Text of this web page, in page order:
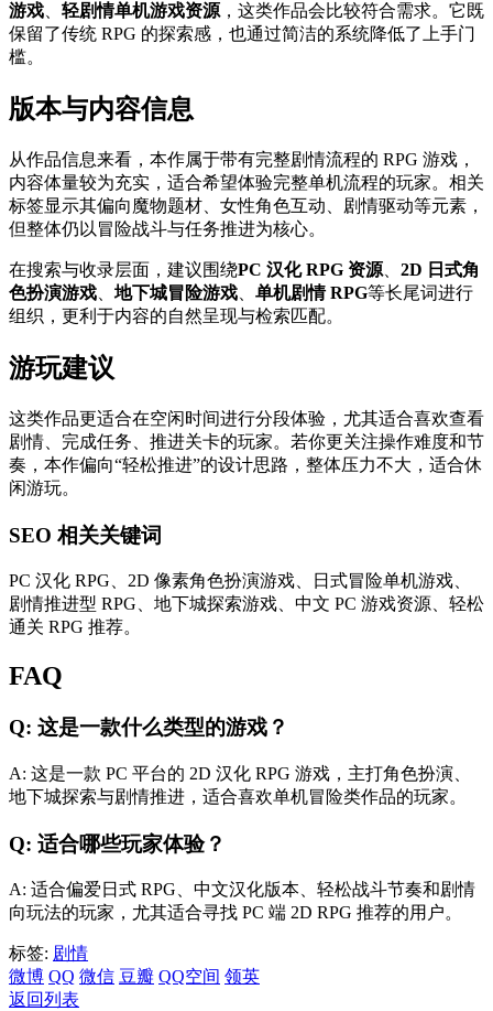
游戏
轻剧情单机游戏资源 ，这类作品会比较符合需求。它既
保留了传统 RPG 的探索感，也通过简洁的系统降低了上手门
槛。
版本与内容信息
从作品信息来看，本作属于带有完整剧情流程的 RPG 游戏，
内容体量较为充实，适合希望体验完整单机流程的玩家。相关
标签显示其偏向魔物题材、女性角色互动、剧情驱动等元素，
但整体仍以冒险战斗与任务推进为核心。
在搜索与收录层面，建议围绕PC 汉化 RPG 资源
2D 日式角
色扮演游戏
地下城冒险游戏 单机剧情 RPG等长尾词进行
组织，更利于内容的自然呈现与检索匹配。
游玩建议
这类作品更适合在空闲时间进行分段体验，尤其适合喜欢查看
剧情、完成任务、推进关卡的玩家。若你更关注操作难度和节
奏，本作偏向“轻松推进”的设计思路，整体压力不大，适合休
闲游玩。
SEO 相关关键词
PC 汉化 RPG、2D 像素角色扮演游戏、日式冒险单机游戏、
剧情推进型 RPG、地下城探索游戏、中文 PC 游戏资源、轻松
通关 RPG 推荐。
FAQ
Q: 这是一款什么类型的游戏？
A: 这是一款 PC 平台的 2D 汉化 RPG 游戏，主打角色扮演、
地下城探索与剧情推进，适合喜欢单机冒险类作品的玩家。
Q: 适合哪些玩家体验？
A: 适合偏爱日式 RPG、中文汉化版本、轻松战斗节奏和剧情
向玩法的玩家，尤其适合寻找 PC 端 2D RPG 推荐的用户。
标签: 剧情
微博 QQ 微信 豆瓣 QQ空间 领英
返回列表